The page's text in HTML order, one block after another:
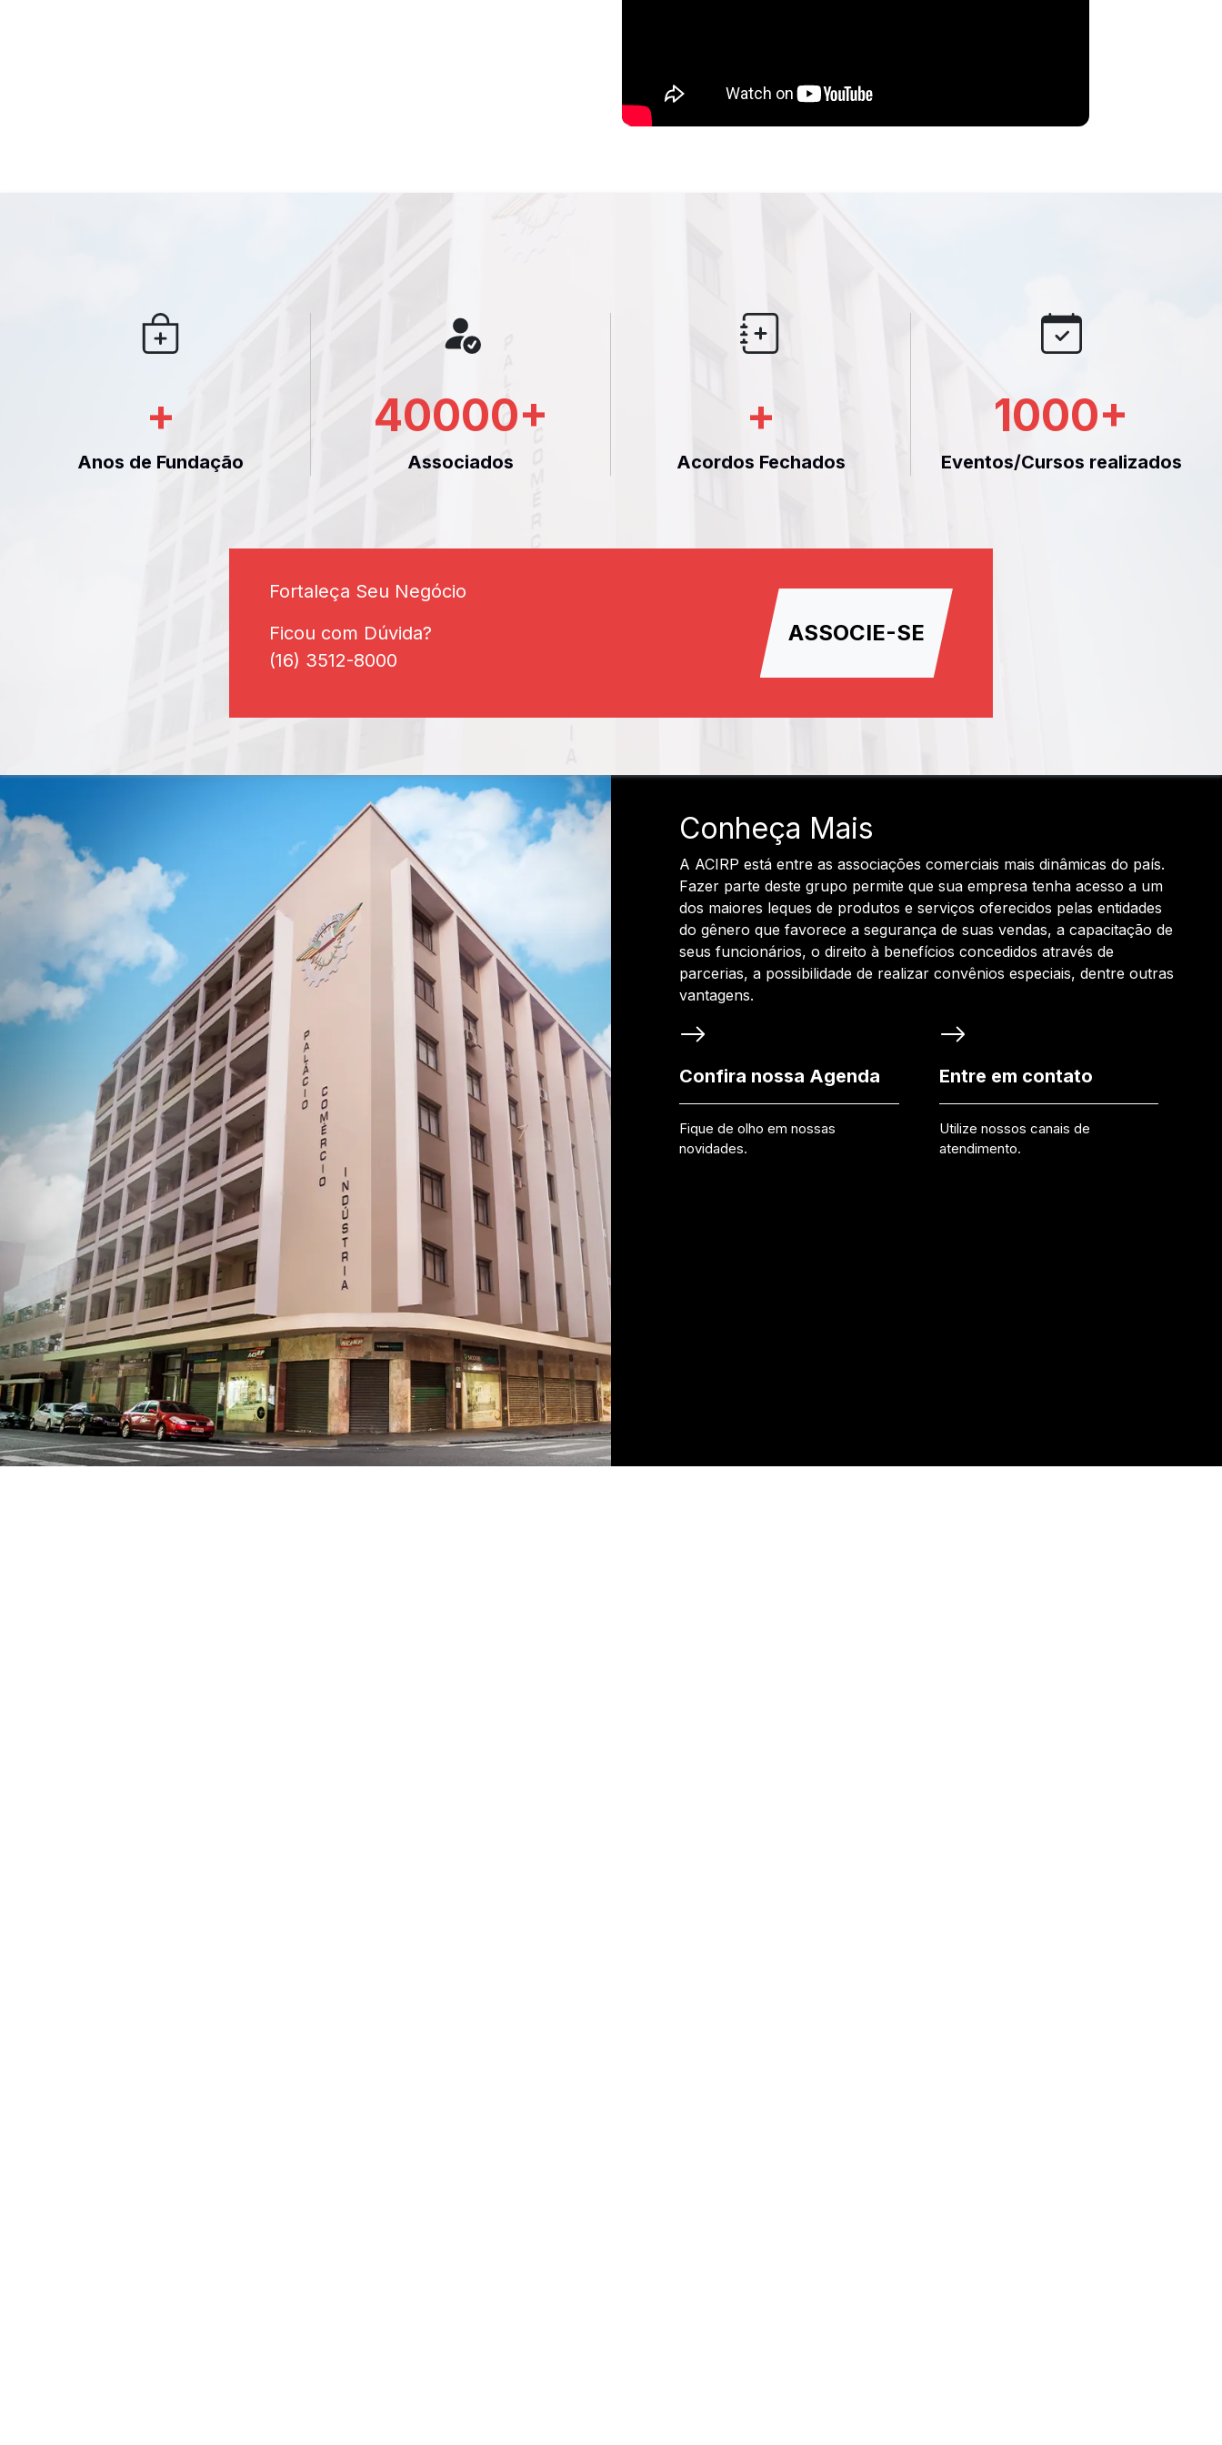
+
Anos de Fundação
40000+
Associados
+
Acordos Fechados
1000+
Eventos/Cursos realizados
Fortaleça Seu Negócio
Ficou com Dúvida?
(16) 3512-8000
ASSOCIE-SE
Conheça Mais
A ACIRP está entre as associações comerciais mais dinâmicas do país.
Fazer parte deste grupo permite que sua empresa tenha acesso a um
dos maiores leques de produtos e serviços oferecidos pelas entidades
do gênero que favorece a segurança de suas vendas, a capacitação de
seus funcionários, o direito à benefícios concedidos através de
parcerias, a possibilidade de realizar convênios especiais, dentre outras
vantagens.
Confira nossa Agenda
Fique de olho em nossas
novidades.
Entre em contato
Utilize nossos canais de
atendimento.